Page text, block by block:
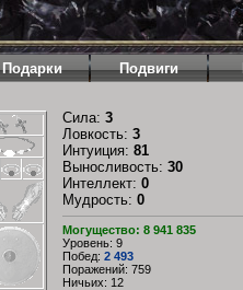
Подарки Подвиги
Сила: 3
Ловкость: 3
Интуиция: 81
Выносливость: 30
Интеллект: 0
Мудрость: 0
Могущество: 8 941 835
Уровень: 9
Побед: 2 493
Поражений: 759
Ничьих: 12